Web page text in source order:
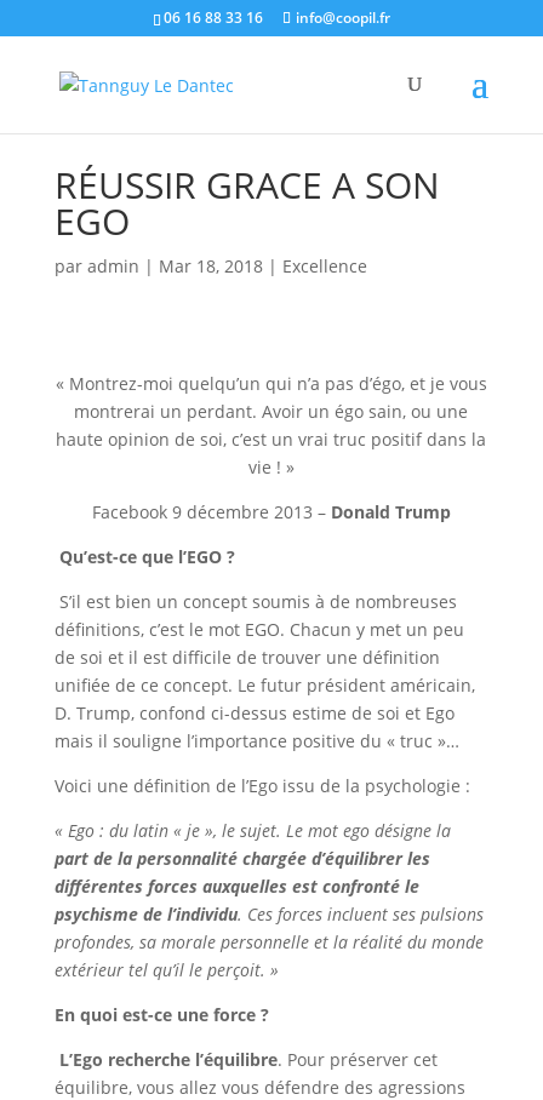
06 16 88 33 16 info@coopil.fr
RÉUSSIR GRACE A SON
EGO
par admin | Mar 18, 2018| Excellence
« Montrez-moi quelqu’un qui n’a pas d’égo, et je vous
montrerai un perdant. Avoir un égo sain, ou une
haute opinion de soi, c’est un vrai truc positif dans la
vie ! »
Facebook 9 décembre 2013 – Donald Trump
Qu’est-ce que l’EGO ?
S’il est bien un concept soumis à de nombreuses
définitions, c’est le mot EGO. Chacun y met un peu
de soi et il est difficile de trouver une définition
unifiée de ce concept. Le futur président américain,
D. Trump, confond ci-dessus estime de soi et Ego
mais il souligne l’importance positive du « truc »…
Voici une définition de l’Ego issu de la psychologie :
« Ego : du latin « je », le sujet. Le mot ego désigne la
part de la personnalité chargée d’équilibrer les
différentes forces auxquelles est confronté le
psychisme de l’individu. Ces forces incluent ses pulsions
profondes, sa morale personnelle et la réalité du monde
extérieur tel qu’il le perçoit. »
En quoi est-ce une force ?
L’Ego recherche l’équilibre. Pour préserver cet
équilibre, vous allez vous défendre des agressions